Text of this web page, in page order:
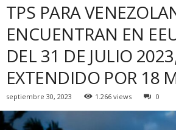
TPS PARA
ENCUENTRAN EN
DEL 31 DE JULIO
EXTENDIDO POR 18
septiembre 30, 2023 1.266 views 0